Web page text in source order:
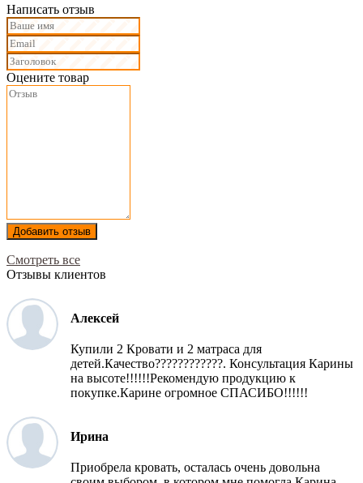
Написать отзыв
Оцените товар
Добавить отзыв
Смотреть все
Отзывы клиентов
Алексей
Купили 2 Кровати и 2 матраса для
детей.Качество????????????. Консультация Карины
на высоте!!!!!!Рекомендую продукцию к
покупке.Карине огромное СПАСИБО!!!!!!
Ирина
Приобрела кровать, осталась очень довольна